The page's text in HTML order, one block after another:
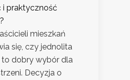
i praktyczność
mieszkań
się, czy jednolita
to dobry wybór dla
Decyzja o